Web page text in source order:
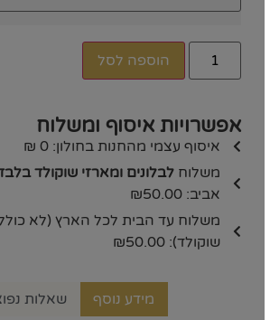
הוספה לסל
אפשרויות איסוף ומשלוח
איסוף עצמי מהחנות בחולון: 0 ₪
משלוחלבלונים ומארזי שוקולד בלבד
אביב: ₪50.00
משלוח עד הבית לכל הארץ (לא כולל
שוקולד): ₪50.00
מידע נוסף שאלות